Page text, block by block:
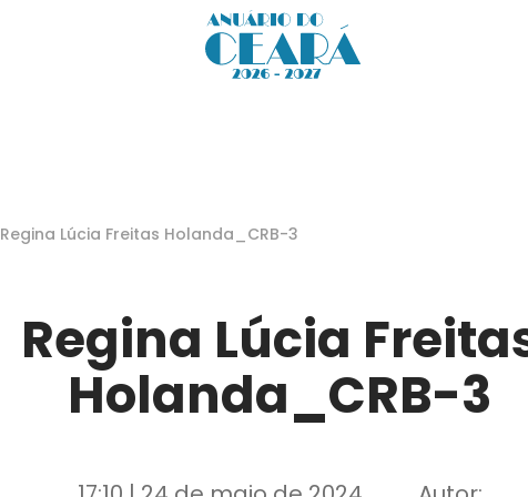
Regina Lúcia Freitas Holanda_CRB-3
Regina Lúcia
Holanda_CRB-3